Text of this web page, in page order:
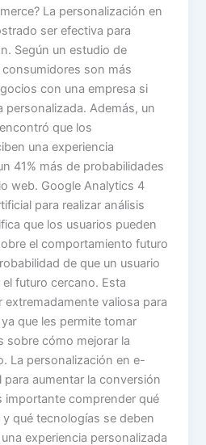
La personalización en
ser efectiva para
Según un estudio de
son más
con una empresa si
personalizada. Además, un
que los
una experiencia
41% más de probabilidades
web. Google Analytics 4
para realizar análisis
que los usuarios pueden
el comportamiento futuro
de que un usuario
futuro cercano. Esta
valiosa para
que les permite tomar
sobre cómo mejorar la
La personalización en e-
aumentar la conversión
importante comprender qué
qué tecnologías se deben
experiencia personalizada